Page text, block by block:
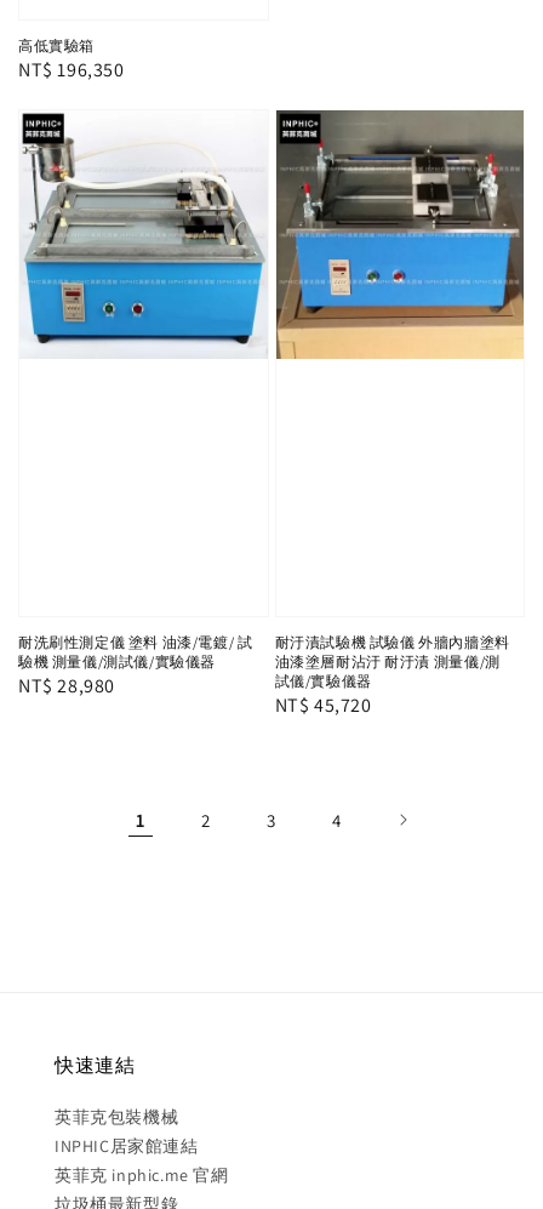
高低實驗箱
Regular
NT$ 196,350
耐洗刷性測定儀 塗料 油漆/電鍍/ 試
驗機 測量儀/測試儀/實驗儀器
Regular
NT$ 28,980
耐汙漬試驗機 試驗儀 外牆內牆塗料
油漆塗層耐沾汙 耐汙漬 測量儀/測
試儀/實驗儀器
Regular
NT$ 45,720
1 2 3 4
快速連結
英菲克包裝機械
INPHIC居家館連結
英菲克 inphic.me 官網